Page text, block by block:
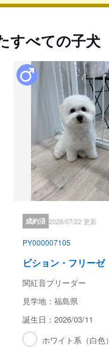
すべての子犬
成約済 2026/07/22 更新
PY000007105
ビション・フリーゼ
関紅音ブリーダー
見学地：福島県
誕生日：2026/03/11
ホワイト系（白色）